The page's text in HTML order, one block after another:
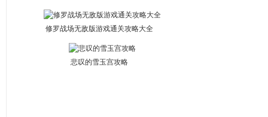
修罗战场无敌版游戏通关攻略大全
悲叹的雪玉宫攻略